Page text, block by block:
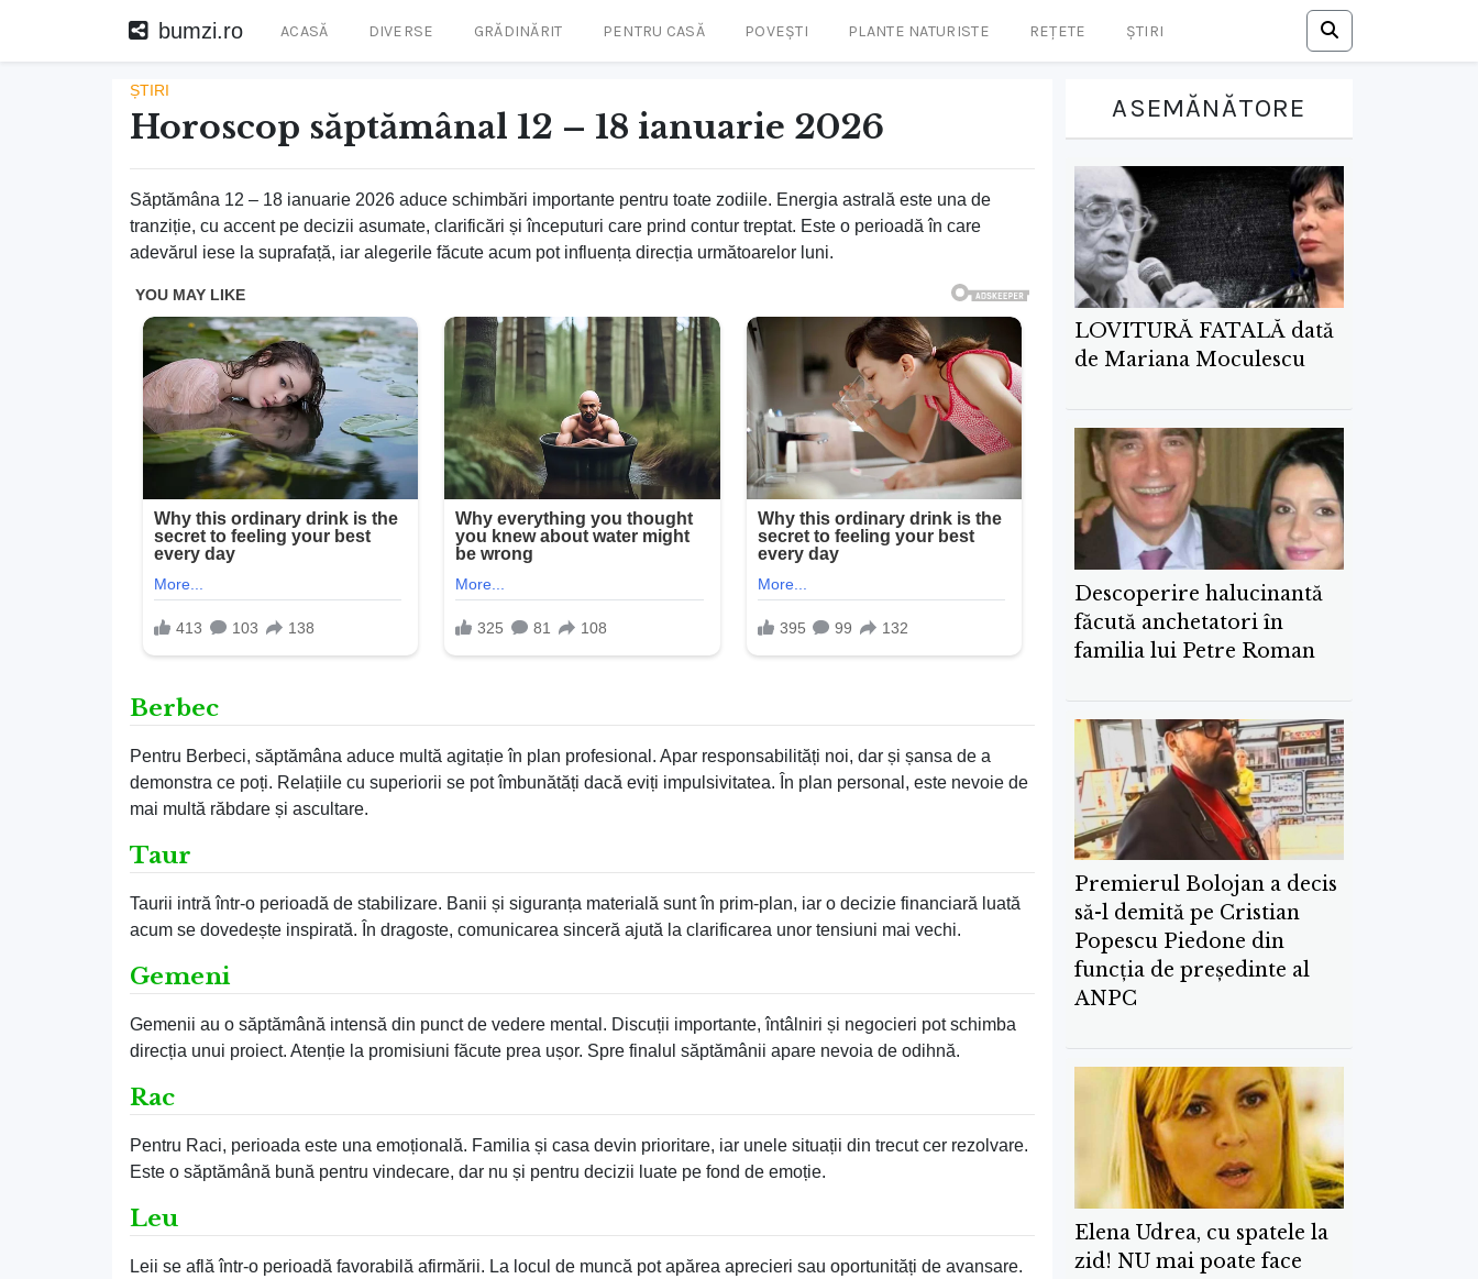
bumzi.ro ACASĂ DIVERSE GRĂDINĂRIT PENTRU CASĂ POVEȘTI PLANTE NATURISTE REȚETE ȘTIRI
ȘTIRI
Horoscop săptămânal 12 – 18 ianuarie 2026
Săptămâna 12 – 18 ianuarie 2026 aduce schimbări importante pentru toate zodiile. Energia astrală este una de
tranziție, cu accent pe decizii asumate, clarificări și începuturi care prind contur treptat. Este o perioadă în care
adevărul iese la suprafață, iar alegerile făcute acum pot influența direcția următoarelor luni.
Berbec
Pentru Berbeci, săptămâna aduce multă agitație în plan profesional. Apar responsabilități noi, dar și șansa de a
demonstra ce poți. Relațiile cu superiorii se pot îmbunătăți dacă eviți impulsivitatea. În plan personal, este nevoie de
mai multă răbdare și ascultare.
Taur
Taurii intră într-o perioadă de stabilizare. Banii și siguranța materială sunt în prim-plan, iar o decizie financiară luată
acum se dovedește inspirată. În dragoste, comunicarea sinceră ajută la clarificarea unor tensiuni mai vechi.
Gemeni
Gemenii au o săptămână intensă din punct de vedere mental. Discuții importante, întâlniri și negocieri pot schimba
direcția unui proiect. Atenție la promisiuni făcute prea ușor. Spre finalul săptămânii apare nevoia de odihnă.
Rac
Pentru Raci, perioada este una emoțională. Familia și casa devin prioritare, iar unele situații din trecut cer rezolvare.
Este o săptămână bună pentru vindecare, dar nu și pentru decizii luate pe fond de emoție.
Leu
Leii se află într-o perioadă favorabilă afirmării. La locul de muncă pot apărea aprecieri sau oportunități de avansare.
ASEMĂNĂTORE
LOVITURĂ FATALĂ dată
de Mariana Moculescu
Descoperire halucinantă
făcută anchetatori în
familia lui Petre Roman
Premierul Bolojan a decis
să-l demită pe Cristian
Popescu Piedone din
funcția de președinte al
ANPC
Elena Udrea, cu spatele la
zid! NU mai poate face